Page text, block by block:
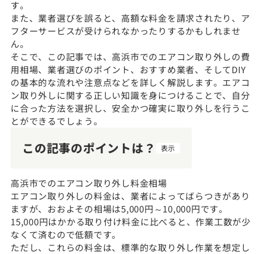
す。
また、業者選びを誤ると、高額な料金を請求されたり、ア
フターサービスが受けられなかったりするかもしれませ
ん。
そこで、この記事では、高浜市でのエアコン取り外しの費
用相場、業者選びのポイント、おすすめ業者、そしてDIY
の基本的な流れや注意点などを詳しく解説します。エアコ
ン取り外しに関する正しい知識を身につけることで、自分
に合った方法を選択し、安全かつ確実に取り外しを行うこ
とができるでしょう。
この記事のポイントは？ 表示
高浜市でのエアコン取り外し料金相場
エアコン取り外しの料金は、業者によってばらつきがあり
ますが、おおよその相場は5,000円～10,000円です。
15,000円はかかる取り付け料金に比べると、作業工数が少
なくて済むので低額です。
ただし、これらの料金は、標準的な取り外し作業を想定し